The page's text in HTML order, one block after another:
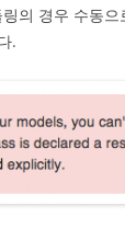
의 경우 수동
.